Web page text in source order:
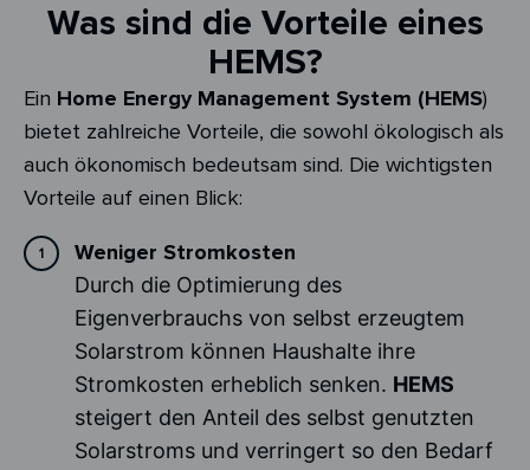
Was sind die Vorteile eines
HEMS?
Ein Home Energy Management System (HEMS)
bietet zahlreiche Vorteile, die sowohl ökologisch als
auch ökonomisch bedeutsam sind. Die wichtigsten
Vorteile auf einen Blick:
Weniger Stromkosten
Durch die Optimierung des
Eigenverbrauchs von selbst erzeugtem
Solarstrom können Haushalte ihre
Stromkosten erheblich senken. HEMS
steigert den Anteil des selbst genutzten
Solarstroms und verringert so den Bedarf